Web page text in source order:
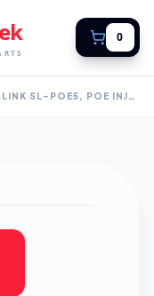
0
S-LINK SL-POE5, POE INJECTOR, 1 SET